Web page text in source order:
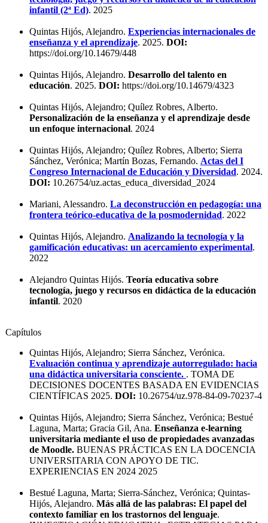
infantil (2ª Ed). 2025
Quintas Hijós, Alejandro. Experiencias internacionales de
enseñanza y el aprendizaje. 2025. DOI:
https://doi.org/10.14679/448
Quintas Hijós, Alejandro. Desarrollo del talento en
educación. 2025. DOI: https://doi.org/10.14679/4323
Quintas Hijós, Alejandro; Quílez Robres, Alberto.
Personalización de la enseñanza y el aprendizaje desde
un enfoque internacional. 2024
Quintas Hijós, Alejandro; Quílez Robres, Alberto; Sierra
Sánchez, Verónica; Martín Bozas, Fernando. Actas del I
Congreso Internacional de Educación y Diversidad. 2024.
DOI: 10.26754/uz.actas_educa_diversidad_2024
Mariani, Alessandro. La deconstrucción en pedagogía: una
frontera teórico-educativa de la posmodernidad. 2022
Quintas Hijós, Alejandro. Analizando la tecnología y la
gamificación educativas: un acercamiento experimental.
2022
Alejandro Quintas Hijós. Teoría educativa sobre
tecnología, juego y recursos en didáctica de la educación
infantil. 2020
Capítulos
Quintas Hijós, Alejandro; Sierra Sánchez, Verónica.
Evaluación continua y aprendizaje autorregulado: hacia
una didáctica universitaria consciente. . TOMA DE
DECISIONES DOCENTES BASADA EN EVIDENCIAS
CIENTÍFICAS 2025. DOI: 10.26754/uz.978-84-09-70237-4
Quintas Hijós, Alejandro; Sierra Sánchez, Verónica; Bestué
Laguna, Marta; Gracia Gil, Ana. Enseñanza e-learning
universitaria mediante el uso de propiedades avanzadas
de Moodle. BUENAS PRÁCTICAS EN LA DOCENCIA
UNIVERSITARIA CON APOYO DE TIC.
EXPERIENCIAS EN 2024 2025
Bestué Laguna, Marta; Sierra-Sánchez, Verónica; Quintas-
Hijós, Alejandro. Más allá de las palabras: El papel del
contexto familiar en los trastornos del lenguaje.